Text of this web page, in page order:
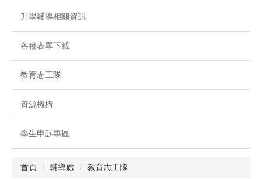
升學輔導相關資訊
各種表單下載
教育志工隊
資源機構
學生申訴專區
首頁 輔導處 教育志工隊